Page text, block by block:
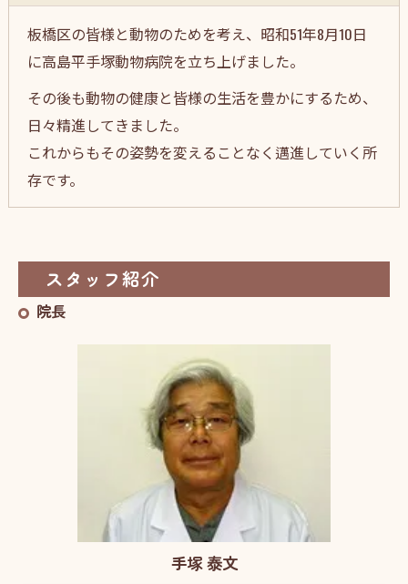
板橋区の皆様と動物のためを考え、昭和51年8月10日
に高島平手塚動物病院を立ち上げました。
その後も動物の健康と皆様の生活を豊かにするため、
日々精進してきました。
これからもその姿勢を変えることなく邁進していく所
存です。
スタッフ紹介
院長
手塚 泰文